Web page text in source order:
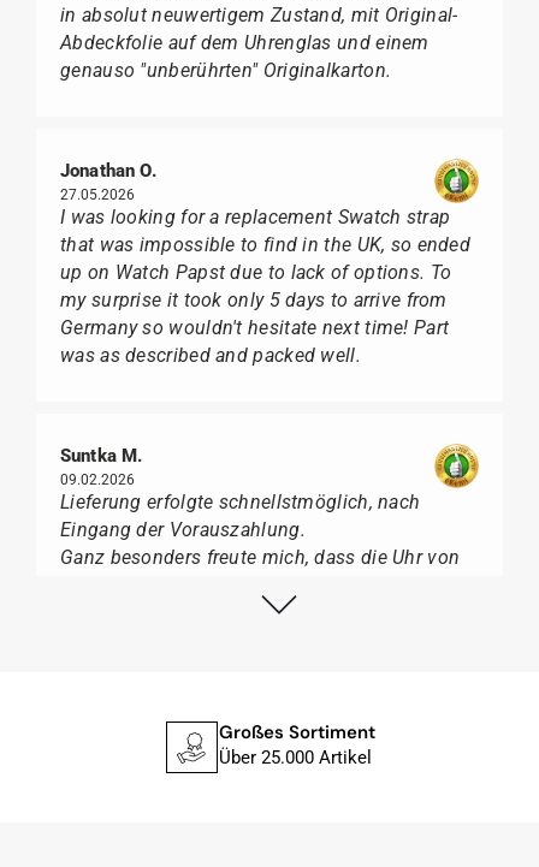
in absolut neuwertigem Zustand, mit Original-
Abdeckfolie auf dem Uhrenglas und einem
genauso "unberührten" Originalkarton.
Jonathan O.
27.05.2026
I was looking for a replacement Swatch strap
that was impossible to find in the UK, so ended
up on Watch Papst due to lack of options. To
my surprise it took only 5 days to arrive from
Germany so wouldn't hesitate next time! Part
was as described and packed well.
Suntka M.
09.02.2026
Lieferung erfolgte schnellstmöglich, nach
Eingang der Vorauszahlung.
Ganz besonders freute mich, dass die Uhr von
geliefert wurde, sondern mit der gelben
für seine professionelle Arbeit und tollen
Service extrem weiter empfehlen.
Großes Sortiment
Über 25.000 Artikel